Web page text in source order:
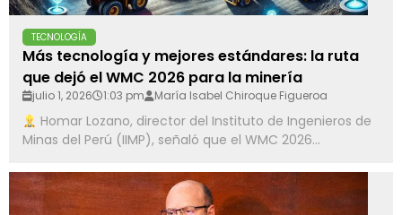
TECNOLOGÍA
Más tecnología y mejores estándares: la ruta
que dejó el WMC 2026 para la minería
julio 1, 2026 1:03 pm María Isabel Chiroque Figueroa
Homar Lozano, director del Instituto de Ingenieros de
Minas del Perú (IIMP), señaló que el WMC 2026...